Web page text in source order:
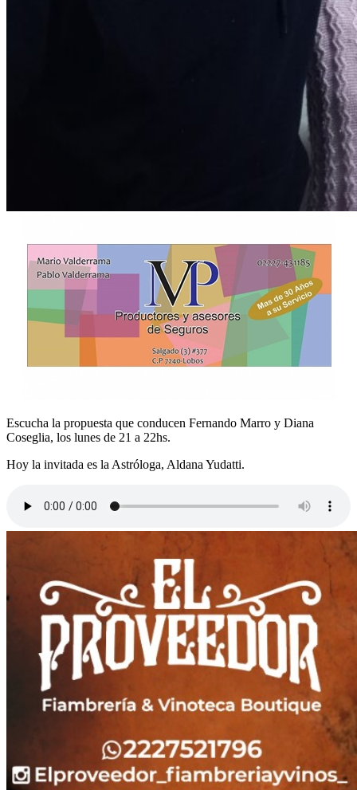
Escucha la propuesta que conducen Fernando Marro y Diana
Coseglia, los lunes de 21 a 22hs.
Hoy la invitada es la Astróloga, Aldana Yudatti.